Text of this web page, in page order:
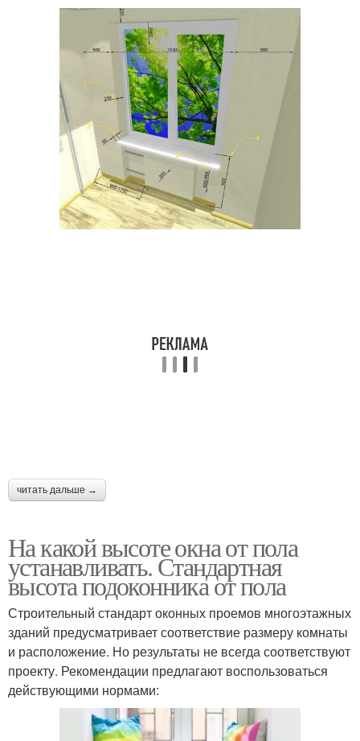
читать дальше →
На какой высоте окна от пола
устанавливать. Стандартная
высота подоконника от пола
Строительный стандарт оконных проемов многоэтажных
зданий предусматривает соответствие размеру комнаты
и расположение. Но результаты не всегда соответствуют
проекту. Рекомендации предлагают воспользоваться
действующими нормами: